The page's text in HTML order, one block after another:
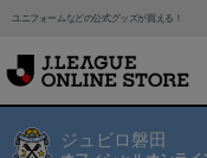
ユニフォームなどの公式グッズが買える！
ジュビロ磐田